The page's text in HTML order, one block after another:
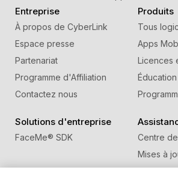
Entreprise
À propos de CyberLink
Espace presse
Partenariat
Programme d'Affiliation
Contactez nous
Produits
Tous
Apps
Licences
Éducation
Solutions d'entreprise
FaceMe® SDK
Centre
Mises à
Centre